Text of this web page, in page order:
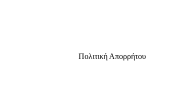
Πολιτική Απορρήτου